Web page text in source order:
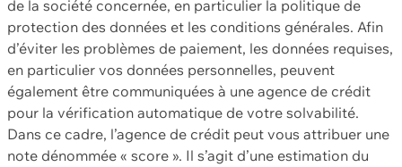
de la société concernée, en particulier la politique de
protection des données et les conditions générales. Afin
d’éviter les problèmes de paiement, les données requises,
en particulier vos données personnelles, peuvent
également être communiquées à une agence de crédit
pour la vérification automatique de votre solvabilité.
Dans ce cadre, l’agence de crédit peut vous attribuer une
note dénommée « score ». Il s’agit d’une estimation du